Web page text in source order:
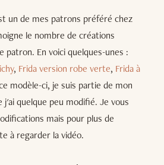
un de mes patrons préféré chez
le nombre de créations
patron. En voici quelques-unes :
, Frida version robe verte, Frida à
modèle-ci, je suis partie de mon
j'ai quelque peu modifié. Je vous
mais pour plus de
à regarder la vidéo.